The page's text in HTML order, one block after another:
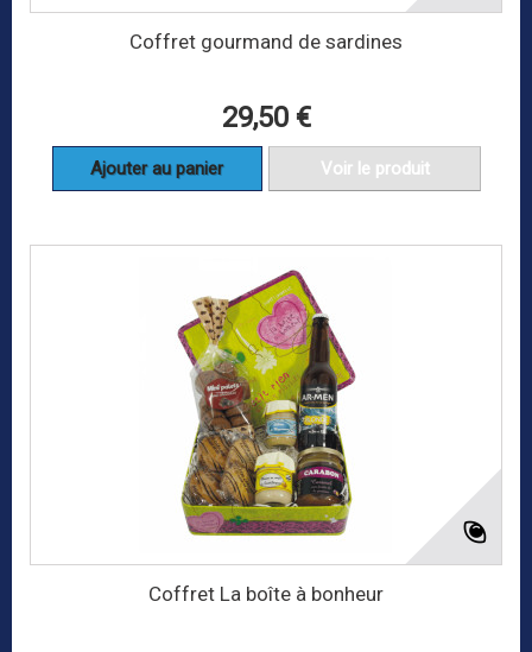
Coffret gourmand de sardines
29,50 €
Ajouter au panier Voir le produit
Coffret La boîte à bonheur